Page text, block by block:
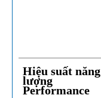
Hiệu suất năng
lượng
Performance